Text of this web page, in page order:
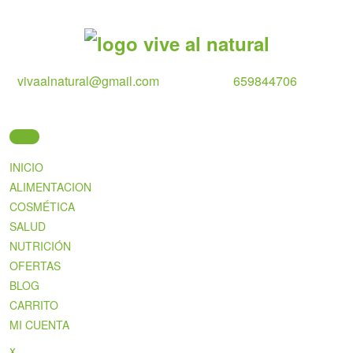
vivaalnatural@gmail.com
659844706
INICIO
ALIMENTACION
COSMÉTICA
SALUD
NUTRICIÓN
OFERTAS
BLOG
CARRITO
MI CUENTA